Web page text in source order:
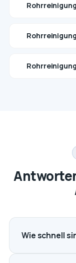
Wie schnell